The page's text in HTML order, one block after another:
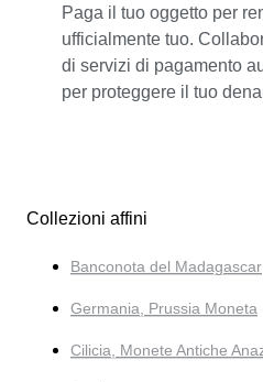
Paga il tuo oggetto per
ufficialmente tuo.
di servizi di pagamento
per proteggere il tuo
Collezioni affini
Banconota del Madagascar
Germania, Prussia Moneta
Cilicia, Monete Antiche